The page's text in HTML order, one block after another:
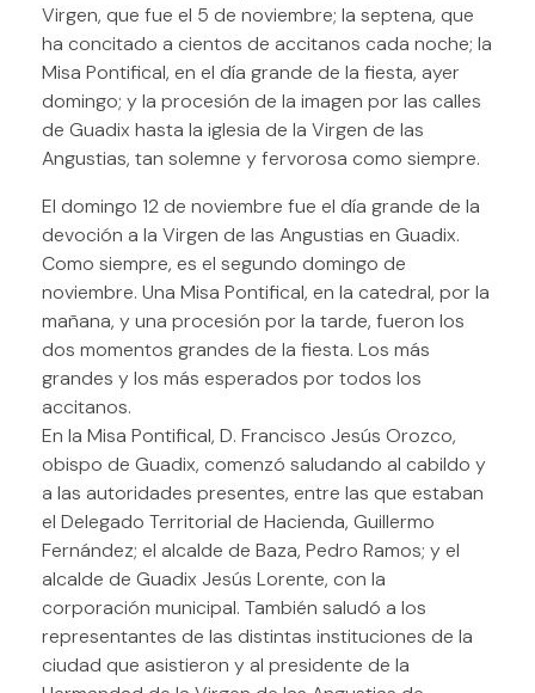
Virgen, que fue el 5 de noviembre; la septena, que
ha concitado a cientos de accitanos cada noche; la
Misa Pontifical, en el día grande de la fiesta, ayer
domingo; y la procesión de la imagen por las calles
de Guadix hasta la iglesia de la Virgen de las
Angustias, tan solemne y fervorosa como siempre.
El domingo 12 de noviembre fue el día grande de la
devoción a la Virgen de las Angustias en Guadix.
Como siempre, es el segundo domingo de
noviembre. Una Misa Pontifical, en la catedral, por la
mañana, y una procesión por la tarde, fueron los
dos momentos grandes de la fiesta. Los más
grandes y los más esperados por todos los
accitanos.
En la Misa Pontifical, D. Francisco Jesús Orozco,
obispo de Guadix, comenzó saludando al cabildo y
a las autoridades presentes, entre las que estaban
el Delegado Territorial de Hacienda, Guillermo
Fernández; el alcalde de Baza, Pedro Ramos; y el
alcalde de Guadix Jesús Lorente, con la
corporación municipal. También saludó a los
representantes de las distintas instituciones de la
ciudad que asistieron y al presidente de la